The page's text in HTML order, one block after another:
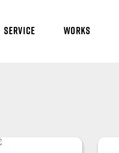
SERVICE WORKS